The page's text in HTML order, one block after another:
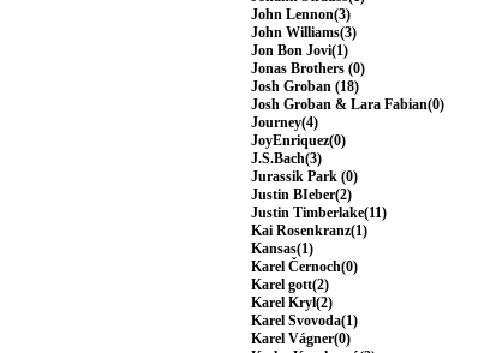
John Lennon(3)
John Williams(3)
Jon Bon Jovi(1)
Jonas Brothers (0)
Josh Groban (18)
Josh Groban & Lara Fabian(0)
Journey(4)
JoyEnriquez(0)
J.S.Bach(3)
Jurassik Park (0)
Justin BIeber(2)
Justin Timberlake(11)
Kai Rosenkranz(1)
Kansas(1)
Karel Černoch(0)
Karel gott(2)
Karel Kryl(2)
Karel Svovoda(1)
Karel Vágner(0)